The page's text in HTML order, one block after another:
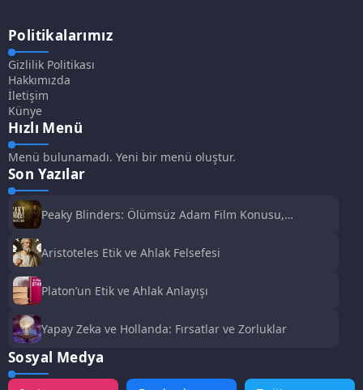
Politikalarımız
Gizlilik Politikası
Hakkımızda
İletişim
Künye
Hızlı Menü
Menü bulunamadı. Yeni bir menü oluştur.
Son Yazılar
Peaky Blinders: Ölümsüz Adam Film Konusu,
Aristoteles Etik ve Ahlak Felsefesi
Platon’un Etik ve Ahlak Anlayışı
Yapay Zeka ve Hollanda: Fırsatlar ve Zorluklar
Sosyal Medya